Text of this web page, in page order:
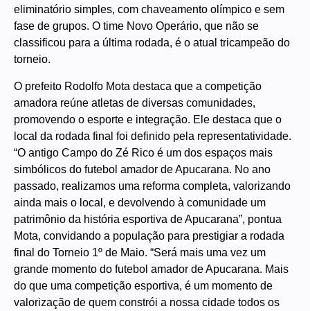
eliminatório simples, com chaveamento olímpico e sem
fase de grupos. O time Novo Operário, que não se
classificou para a última rodada, é o atual tricampeão do
torneio.
O prefeito Rodolfo Mota destaca que a competição
amadora reúne atletas de diversas comunidades,
promovendo o esporte e integração. Ele destaca que o
local da rodada final foi definido pela representatividade.
“O antigo Campo do Zé Rico é um dos espaços mais
simbólicos do futebol amador de Apucarana. No ano
passado, realizamos uma reforma completa, valorizando
ainda mais o local, e devolvendo à comunidade um
patrimônio da história esportiva de Apucarana”, pontua
Mota, convidando a população para prestigiar a rodada
final do Torneio 1º de Maio. “Será mais uma vez um
grande momento do futebol amador de Apucarana. Mais
do que uma competição esportiva, é um momento de
valorização de quem constrói a nossa cidade todos os